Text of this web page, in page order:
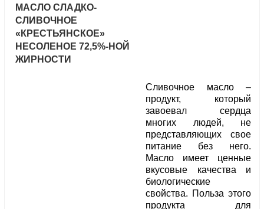
МАСЛО СЛАДКО-
СЛИВОЧНОЕ
«КРЕСТЬЯНСКОЕ»
НЕСОЛЕНОЕ 72,5%-НОЙ
ЖИРНОСТИ
Сливочное масло –
продукт, который
завоевал сердца
многих людей, не
представляющих свое
питание без него.
Масло имеет ценные
вкусовые качества и
биологические
свойства. Польза этого
продукта для